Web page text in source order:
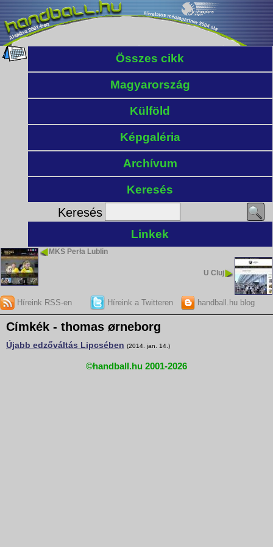
Összes cikk
Magyarország
Külföld
Képgaléria
Archívum
Keresés
Keresés
Linkek
MKS Perła Lublin
U Cluj
Híreink RSS-en Híreink a Twitteren handball.hu blog
Címkék - thomas ørneborg
Újabb edzőváltás Lipcsében (2014. jan. 14.)
©handball.hu 2001-2026